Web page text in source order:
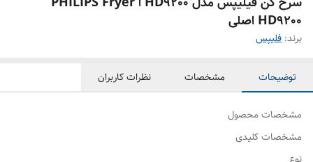
HD9200 اصلی
برند: فلیپس
توضیحات مشخصات نظرات کاربران
مشخصات محصول
مشخصات کلیدی